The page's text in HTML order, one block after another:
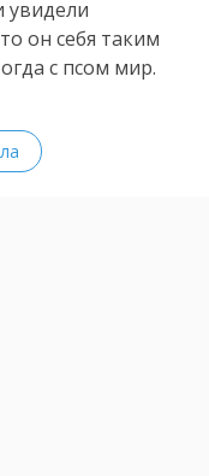
увидели
он себя таким
с псом мир.